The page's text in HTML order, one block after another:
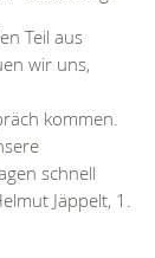
Teil aus
wir uns,
kommen.
schnell
Jäppelt, 1.